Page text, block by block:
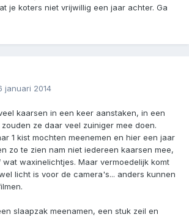
je koters niet vrijwillig een jaar achter. Ga
januari 2014
kaarsen in een keer aanstaken, in een
ze daar veel zuiniger mee doen.
1 kist mochten meenemen en hier een jaar
zo te zien nam niet iedereen kaarsen mee,
waxinelichtjes. Maar vermoedelijk komt
licht is voor de camera's... anders kunnen
slaapzak meenamen, een stuk zeil en